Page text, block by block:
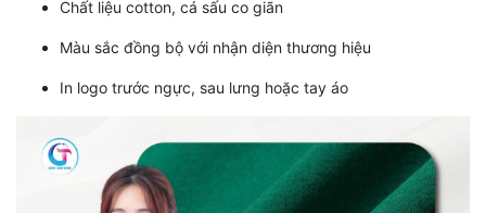
Chất liệu cotton, cá sấu co giãn
Màu sắc đồng bộ với nhận diện thương hiệu
In logo trước ngực, sau lưng hoặc tay áo